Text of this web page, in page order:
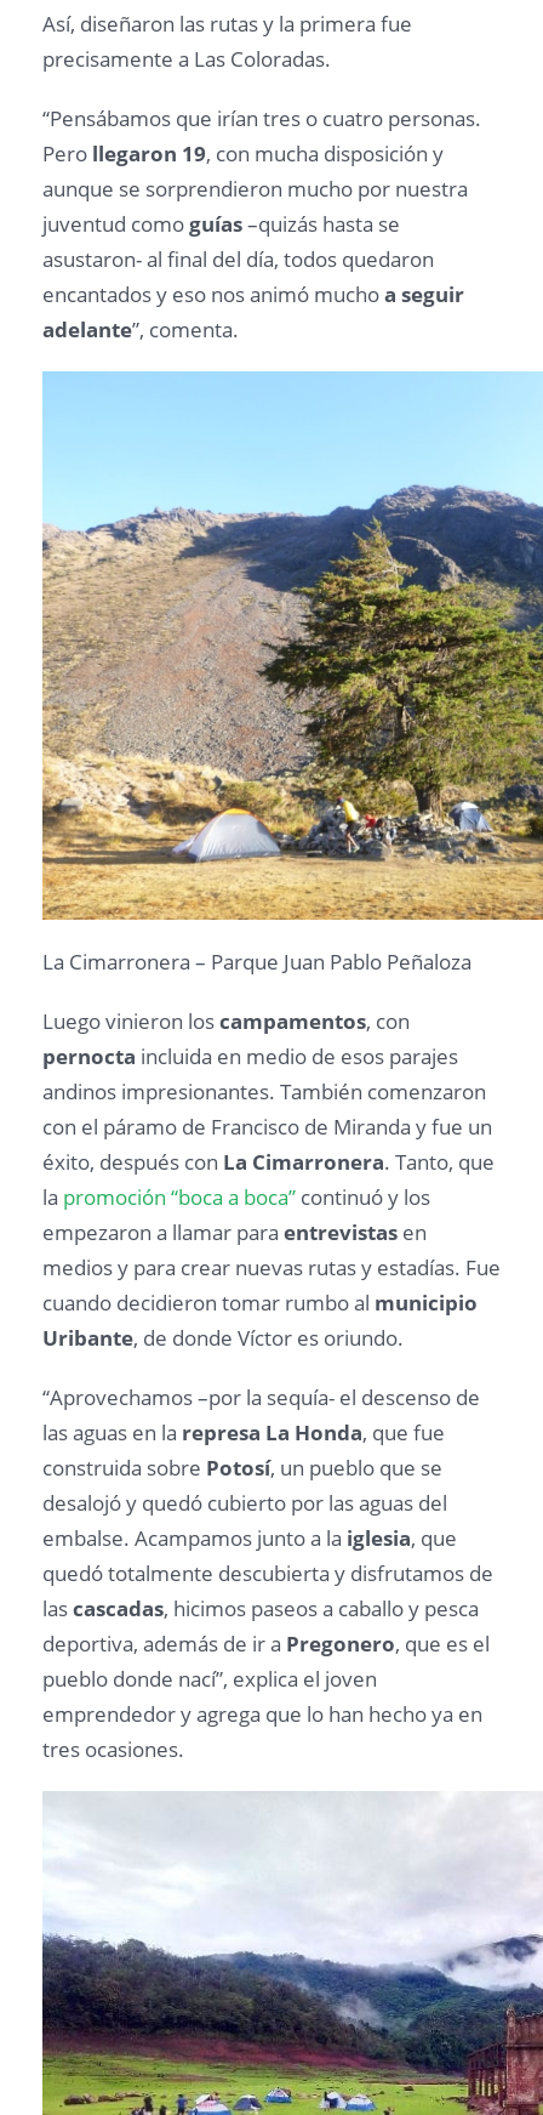
Así, diseñaron las rutas y la primera fue
precisamente a Las Coloradas.
“Pensábamos que irían tres o cuatro personas.
Pero llegaron 19, con mucha disposición y
aunque se sorprendieron mucho por nuestra
juventud comoguías–quizás hasta se
asustaron- al final del día, todos quedaron
encantados y eso nos animó muchoa seguir
adelante”, comenta.
La Cimarronera – Parque Juan Pablo Peñaloza
Luego vinieron loscampamentos, con
pernocta incluida en medio de esos parajes
andinos impresionantes. También comenzaron
con el páramo de Francisco de Miranda y fue un
éxito, después con La Cimarronera. Tanto, que
la promoción “boca a boca” continuó y los
empezaron a llamar para entrevistas en
medios y para crear nuevas rutas y estadías. Fue
cuando decidieron tomar rumbo al municipio
Uribante, de donde Víctor es oriundo.
“Aprovechamos –por la sequía- el descenso de
las aguas en la represa La Honda, que fue
construida sobre Potosí, un pueblo que se
desalojó y quedó cubierto por las aguas del
embalse. Acampamos junto a la iglesia, que
quedó totalmente descubierta y disfrutamos de
lascascadas, hicimos paseos a caballo y pesca
deportiva, además de ir a Pregonero, que es el
pueblo donde nací”, explica el joven
emprendedor y agrega que lo han hecho ya en
tres ocasiones.